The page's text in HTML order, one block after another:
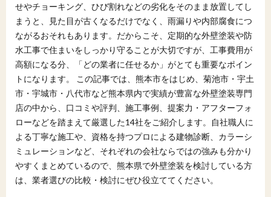
せやチョーキング、ひび割れなどの劣化をそのまま放置してし
まうと、見た目が古くなるだけでなく、雨漏りや内部腐食につ
ながるおそれもあります。だからこそ、定期的な外壁塗装や防
水工事で住まいをしっかり守ることが大切ですが、工事費用が
高額になる分、「どの業者に任せるか」がとても重要なポイン
トになります。 この記事では、熊本市をはじめ、菊池市・宇土
市・宇城市・八代市など熊本県内で実績が豊富な外壁塗装専門
店の中から、口コミや評判、施工事例、提案力・アフターフォ
ローなどを踏まえて厳選した14社をご紹介します。自社職人に
よる丁寧な施工や、資格を持つプロによる建物診断、カラーシ
ミュレーションなど、それぞれの会社ならではの強みも分かり
やすくまとめているので、熊本県で外壁塗装を検討している方
は、業者選びの比較・検討にぜひ役立ててください。